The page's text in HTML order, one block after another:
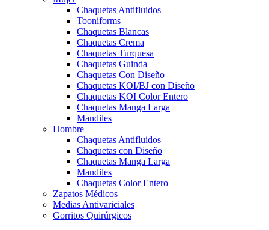
Chaquetas Antifluidos
Tooniforms
Chaquetas Blancas
Chaquetas Crema
Chaquetas Turquesa
Chaquetas Guinda
Chaquetas Con Diseño
Chaquetas KOI/BJ con Diseño
Chaquetas KOI Color Entero
Chaquetas Manga Larga
Mandiles
Hombre
Chaquetas Antifluidos
Chaquetas con Diseño
Chaquetas Manga Larga
Mandiles
Chaquetas Color Entero
Zapatos Médicos
Medias Antivariciales
Gorritos Quirúrgicos